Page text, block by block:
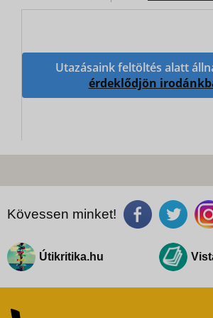
Utazásaink feltöltés alatt
érdeklődjön
Kövessen minket!
Útikritika.hu